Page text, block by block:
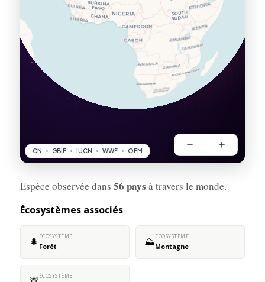
Espèce observée dans 56 pays à travers le monde.
Écosystèmes associés
🌲 ÉCOSYSTÈME
Forêt ⛰️ÉCOSYSTÈME
Montagne
ÉCOSYSTÈME